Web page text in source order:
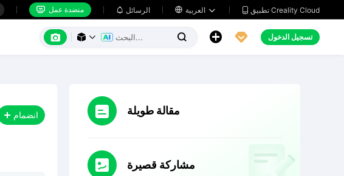
 منضدة عمل  الرسائل    تطبيق Creality Cloud
      تسجيل الدخول
انضمام مقالة طويلة
مشاركة قصيرة